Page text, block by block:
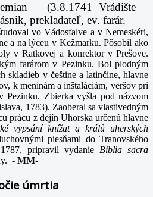
– (3.8.1741 Vrádište –
prekladateľ, ev. farár.
vo Vádosfalve a v Nemeskéri,
a na lýceu v Kežmarku. Pôsobil ako
v Ratkovej a konrektor v Prešove.
farárom v Pezinku. Bol plodným
skladieb v češtine a latinčine, hlavne
k meninám a inštaláciám, veršov pri
Pezinku. Zbierka vyšla pod názvom
1783). Zaoberal sa vlastivedným
prácu z dejín Uhorska určenú hlavne
vypsání knížat a králů uherských
piesňami do Tranovského
pripravil vydanie Biblia sacra
- MM-
úmrtia